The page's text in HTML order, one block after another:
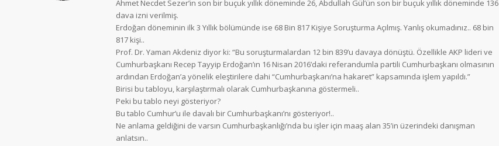
Ahmet Necdet Sezer’in son bir buçuk yıllık döneminde 26, Abdullah Gül’ün son bir buçuk yıllık döneminde 136
dava izni verilmiş.
Erdoğan döneminin ilk 3 Yıllık bölümünde ise 68 Bin 817 Kişiye Soruşturma Açılmış. Yanlış okumadınız.. 68 bin
817 kişi..
Prof. Dr. Yaman Akdeniz diyor ki: “Bu soruşturmalardan 12 bin 839’u davaya dönüştü. Özellikle AKP lideri ve
Cumhurbaşkanı Recep Tayyip Erdoğan’ın 16 Nisan 2016’daki referandumla partili Cumhurbaşkanı olmasının
ardından Erdoğan’a yönelik eleştirilere dahi “Cumhurbaşkanı’na hakaret” kapsamında işlem yapıldı.”
Birisi bu tabloyu, karşılaştırmalı olarak Cumhurbaşkanına göstermeli..
Peki bu tablo neyi gösteriyor?
Bu tablo Cumhur’u ile davalı bir Cumhurbaşkanı’nı gösteriyor!..
Ne anlama geldiğini de varsın Cumhurbaşkanlığı’nda bu işler için maaş alan 35’in üzerindeki danışman
anlatsın..